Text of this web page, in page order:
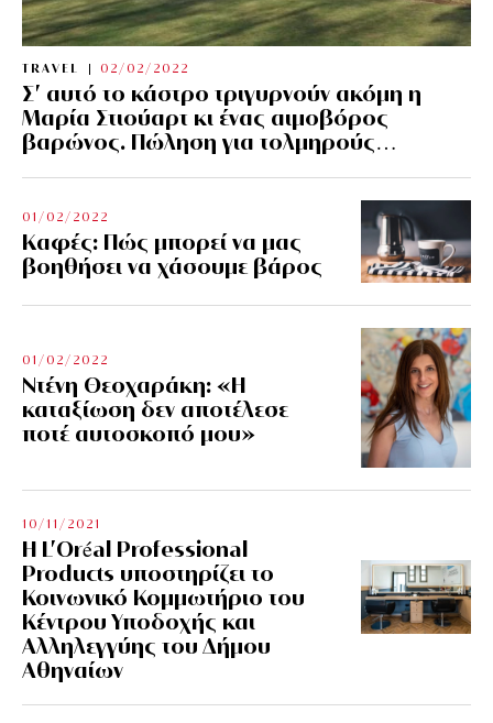
TRAVEL 02/02/2022
Σ’ αυτό το κάστρο τριγυρνούν ακόμη η
Μαρία Στιούαρτ κι ένας αιμοβόρος
βαρώνος. Πώληση για τολμηρούς…
01/02/2022
Kαφές: Πώς μπορεί να μας
βοηθήσει να χάσουμε βάρος
01/02/2022
Ντένη Θεοχαράκη: «Η
καταξίωση δεν αποτέλεσε
ποτέ αυτοσκοπό μου»
10/11/2021
Η L’Οréal Professional
Products υποστηρίζει το
Κοινωνικό Κομμωτήριο του
Κέντρου Υποδοχής και
Αλληλεγγύης του Δήμου
Αθηναίων